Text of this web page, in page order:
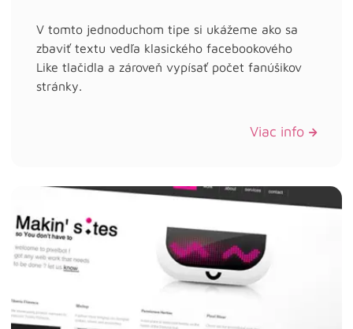
V tomto jednoduchom tipe si ukážeme ako sa
zbaviť textu vedľa klasického facebookového
Like tlačidla a zároveň vypísať počet fanúšikov
stránky.
Viac info